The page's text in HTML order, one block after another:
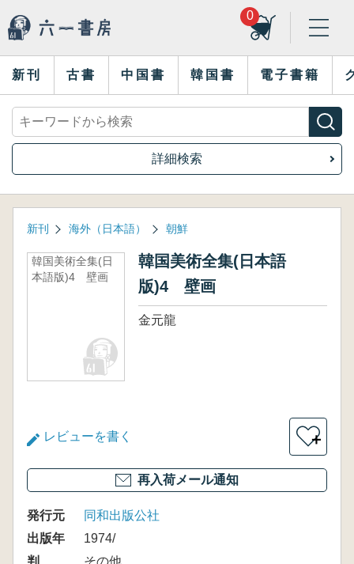
0
新刊 古書 中国書 韓国書 電子書籍
詳細検索
新刊 海外（日本語） 朝鮮
韓国美術全集(日
本語版)4 壁画
韓国美術全集(日本語
版)4 壁画
金元龍
レビューを書く ＋
再入荷メール通知
発行元
同和出版公社
出版年
1974/
判
その他